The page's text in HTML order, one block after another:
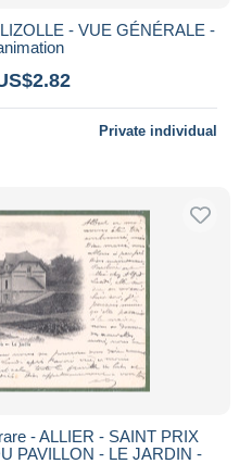
- VUE GÉNÉRALE -
Private individual
- ALLIER - SAINT PRIX
PAVILLON - LE JARDIN -